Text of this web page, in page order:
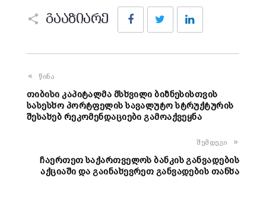
გააზიარე
FacebookTwitter
წინა
თიბისი კაპიტალმა მსხვილი ბიზნესისთვის
სასესხო პორტფელის სავალუტო სტრუქტურის
შესახებ რეკომენდაციები გამოაქვეყნა
შემდეგი
ჩაერთეთ საქართველოს ბანკის განვადების
აქციაში და გაინახევრეთ განვადების თანხა